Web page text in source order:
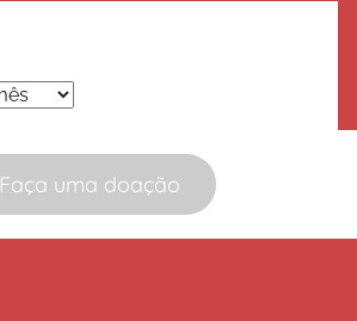
Faça uma doação